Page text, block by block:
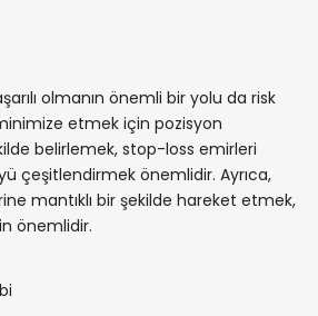
olmanın önemli bir yolu da risk
etmek için pozisyon
belirlemek, stop-loss emirleri
çeşitlendirmek önemlidir. Ayrıca,
mantıklı bir şekilde hareket etmek,
önemlidir.